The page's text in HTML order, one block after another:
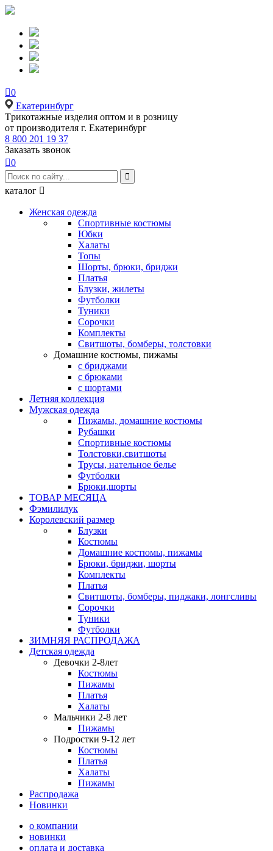
0
Екатеринбург
Tрикотажные изделия оптом и в розницу
от производителя г. Екатеринбург
8 800 201 19 37
Заказать звонок
0

каталог 
Женская одежда
Спортивные костюмы
Юбки
Халаты
Топы
Шорты, брюки, бриджи
Платья
Блузки, жилеты
Футболки
Туники
Сорочки
Комплекты
Свитшоты, бомберы, толстовки
Домашние костюмы, пижамы
с бриджами
с брюками
с шортами
Летняя коллекция
Мужская одежда
Пижамы, домашние костюмы
Рубашки
Спортивные костюмы
Толстовки,свитшоты
Трусы, нательное белье
Футболки
Брюки,шорты
ТОВАР МЕСЯЦА
Фэмилилук
Королевский размер
Блузки
Костюмы
Домашние костюмы, пижамы
Брюки, бриджи, шорты
Комплекты
Платья
Свитшоты, бомберы, пиджаки, лонгсливы
Сорочки
Туники
Футболки
ЗИМНЯЯ РАСПРОДАЖА
Детская одежда
Девочки 2-8лет
Костюмы
Пижамы
Платья
Халаты
Мальчики 2-8 лет
Пижамы
Подростки 9-12 лет
Костюмы
Платья
Халаты
Пижамы
Распродажа
Новинки
о компании
новинки
оплата и доставка